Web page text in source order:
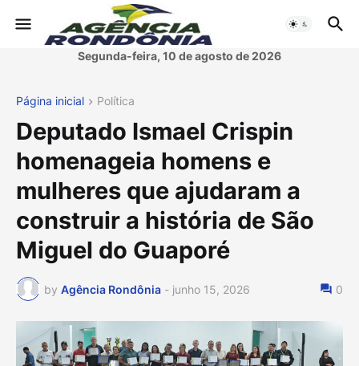
Segunda-feira, 10 de agosto de 2026
Página inicial Política
Deputado Ismael Crispin
homenageia homens e
mulheres que ajudaram a
construir a história de São
Miguel do Guaporé
by Agência Rondônia - junho 15, 2026 0